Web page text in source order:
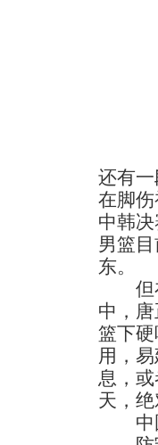
还有
在脚
中韩
男篮
东。
但在
中，
篮下
用，
息，
天，绝
中国